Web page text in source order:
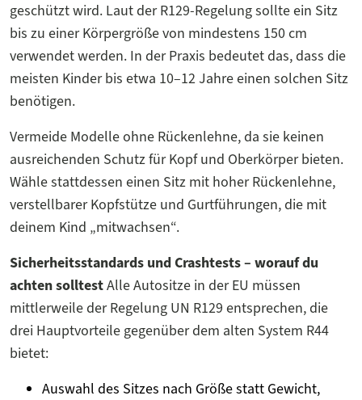
geschützt wird. Laut der R129-Regelung sollte ein Sitz
bis zu einer Körpergröße von mindestens 150 cm
verwendet werden. In der Praxis bedeutet das, dass die
meisten Kinder bis etwa 10–12 Jahre einen solchen Sitz
benötigen.
Vermeide Modelle ohne Rückenlehne, da sie keinen
ausreichenden Schutz für Kopf und Oberkörper bieten.
Wähle stattdessen einen Sitz mit hoher Rückenlehne,
verstellbarer Kopfstütze und Gurtführungen, die mit
deinem Kind „mitwachsen“.
Sicherheitsstandards und Crashtests – worauf du
achten solltestAlle Autositze in der EU müssen
mittlerweile der Regelung UN R129 entsprechen, die
drei Hauptvorteile gegenüber dem alten System R44
bietet:
Auswahl des Sitzes nach Größe statt Gewicht,